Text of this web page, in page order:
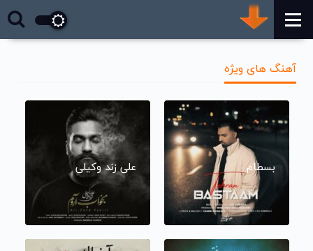
آهنگ های ویژه
بسطام علی زند وکیلی